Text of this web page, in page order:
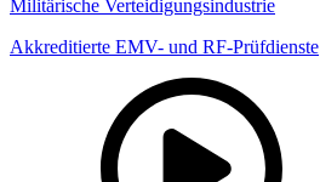
Militärische Verteidigungsindustrie
Akkreditierte EMV- und RF-Prüfdienste